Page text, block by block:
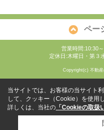
ペー
営業時間:10:30
定休日:木曜日・第３
Copyright(c) 不動
当サイトでは、お客様の当サイト
して、クッキー（Cookie）を使用
詳しくは、当社の 「Cookieの取扱